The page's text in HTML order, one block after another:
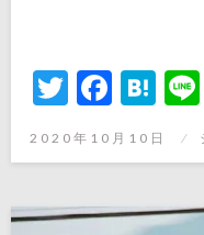
Twitter
投
日:
2020年10月10日